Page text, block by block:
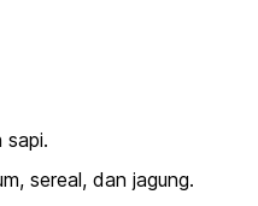
sapi.
sereal, dan jagung.